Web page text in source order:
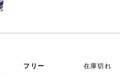
フリー 在庫切れ